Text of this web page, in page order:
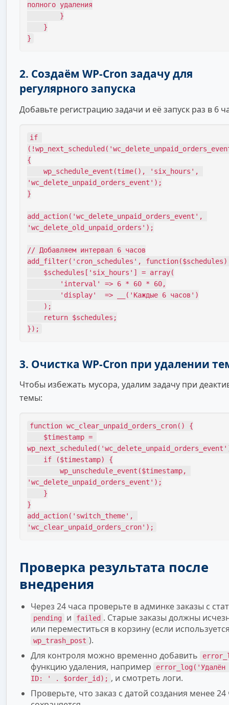
полного удаления
}
2. Создаём WP-Cron задачу для
регулярного запуска
Добавьте регистрацию задачи и её запуск раз в 6
if
{
'wc_delete_unpaid_orders_event');
}
add_action('wc_delete_unpaid_orders_event',
'wc_delete_old_unpaid_orders');
// Добавляем интервал 6 часов
add_filter('cron_schedules',
});
3. Очистка WP-Cron при удалении
Чтобы избежать мусора, удалим задачу при
темы:
function wc_clear_unpaid_orders_cron() {
'wc_delete_unpaid_orders_event');
}
add_action('switch_theme',
'wc_clear_unpaid_orders_cron');
Проверка результата после
внедрения
Через 24 часа проверьте в админке заказы с
pending и failed . Старые заказы должны
или переместиться в корзину (если
wp_trash_post ).
Для контроля можно временно добавить
функцию удаления, например
error_log('Удалён
ID: ' . $order_id); , и смотреть логи.
Проверьте, что заказ с датой создания менее 24